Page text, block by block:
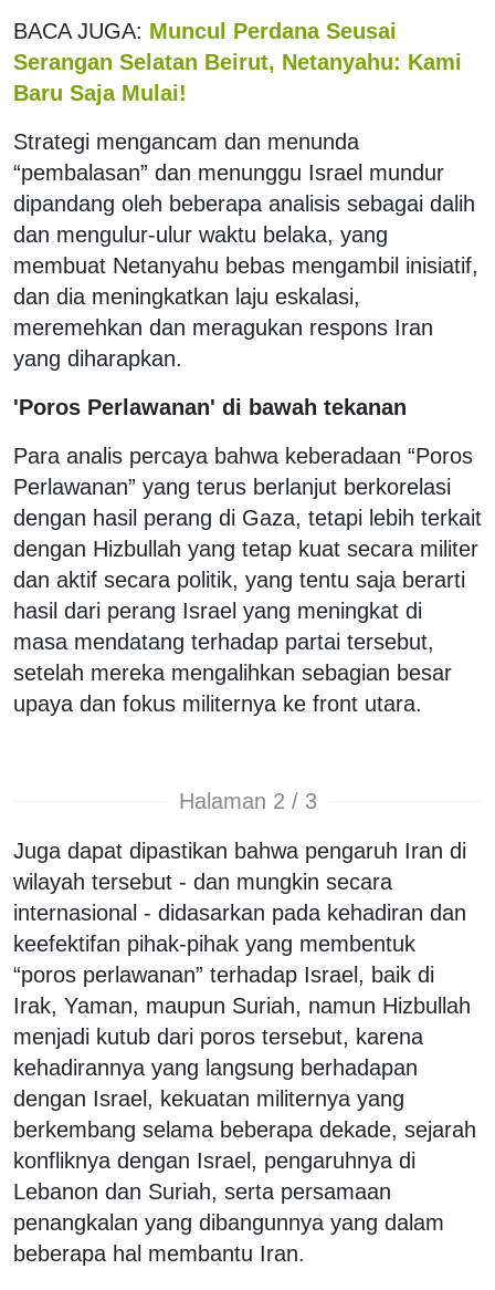
BACA JUGA: Muncul Perdana Seusai
Serangan Selatan Beirut, Netanyahu: Kami
Baru Saja Mulai!
Strategi mengancam dan menunda
“pembalasan” dan menunggu Israel mundur
dipandang oleh beberapa analisis sebagai dalih
dan mengulur-ulur waktu belaka, yang
membuat Netanyahu bebas mengambil inisiatif,
dan dia meningkatkan laju eskalasi,
meremehkan dan meragukan respons Iran
yang diharapkan.
'Poros Perlawanan' di bawah tekanan
Para analis percaya bahwa keberadaan “Poros
Perlawanan” yang terus berlanjut berkorelasi
dengan hasil perang di Gaza, tetapi lebih terkait
dengan Hizbullah yang tetap kuat secara militer
dan aktif secara politik, yang tentu saja berarti
hasil dari perang Israel yang meningkat di
masa mendatang terhadap partai tersebut,
setelah mereka mengalihkan sebagian besar
upaya dan fokus militernya ke front utara.
Halaman 2 / 3
Juga dapat dipastikan bahwa pengaruh Iran di
wilayah tersebut - dan mungkin secara
internasional - didasarkan pada kehadiran dan
keefektifan pihak-pihak yang membentuk
“poros perlawanan” terhadap Israel, baik di
Irak, Yaman, maupun Suriah, namun Hizbullah
menjadi kutub dari poros tersebut, karena
kehadirannya yang langsung berhadapan
dengan Israel, kekuatan militernya yang
berkembang selama beberapa dekade, sejarah
konfliknya dengan Israel, pengaruhnya di
Lebanon dan Suriah, serta persamaan
penangkalan yang dibangunnya yang dalam
beberapa hal membantu Iran.